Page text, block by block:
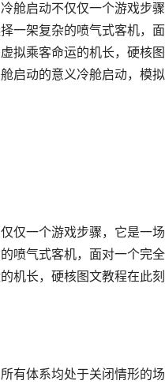
舱启动不仅仅一个游戏步
一架复杂的喷气式客机，
拟乘客命运的机长，硬核
启动的意义冷舱启动，模
仅一个游戏步骤，它是一
喷气式客机，面对一个完
机长，硬核图文教程在此
有体系均处于关闭情形的